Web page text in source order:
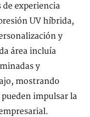
de experiencia
UV híbrida,
y
área incluía
y
mostrando
impulsar la